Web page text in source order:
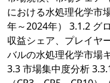
における水処理化学市
年～2024年） 3.1.2 グ
収益シェア、プレイヤ
バルの水処理化学市場
3.3 市場集中度分析